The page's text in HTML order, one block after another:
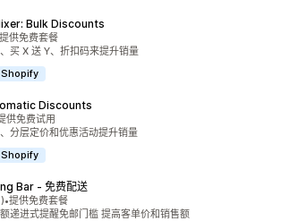
Bulk Discounts
星）
论
提供免费套餐
买 X 送 Y、折扣码来提升销量
Discounts
星）
供免费试用
分层定价和优惠活动提升销量
Bar ‑ 免费配送
星）
论
•提供免费套餐
递进式提醒免邮门槛 提高客单价和销售额